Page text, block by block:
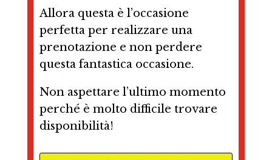
Allora questa è l’occasione
perfetta per realizzare una
prenotazione e non perdere
questa fantastica occasione.
Non aspettare l’ultimo momento
perché è molto difficile trovare
disponibilità!